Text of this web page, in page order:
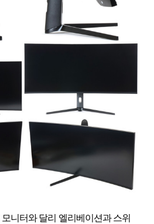
니터와 달리 엘리베이션과 스위